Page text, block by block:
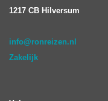
1217 CB Hilversum
info@ronreizen.nl
Zakelijk